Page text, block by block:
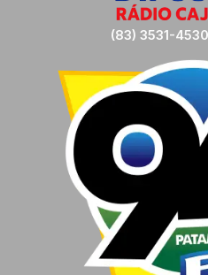
(83) 3531-